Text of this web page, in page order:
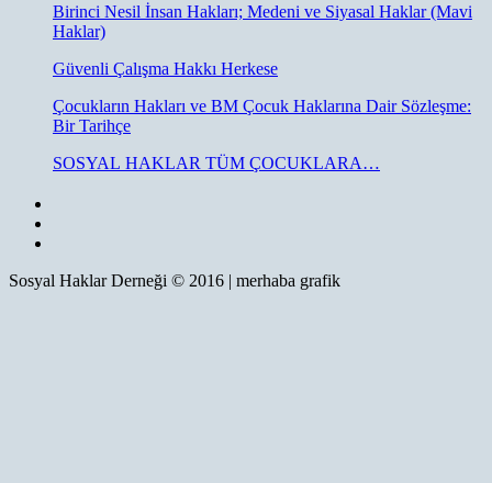
Birinci Nesil İnsan Hakları; Medeni ve Siyasal Haklar (Mavi
Haklar)
Güvenli Çalışma Hakkı Herkese
Çocukların Hakları ve BM Çocuk Haklarına Dair Sözleşme:
Bir Tarihçe
SOSYAL HAKLAR TÜM ÇOCUKLARA…
Sosyal Haklar Derneği © 2016 | merhaba grafik